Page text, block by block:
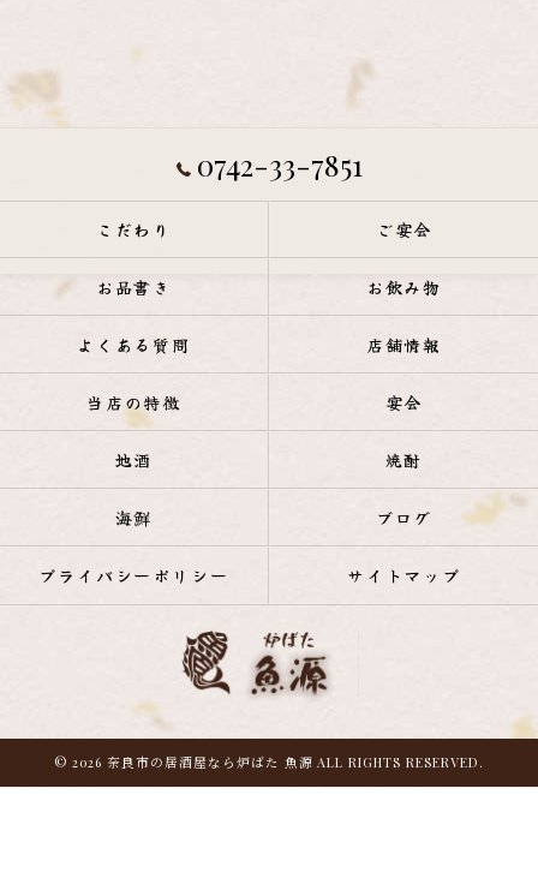
0742-33-7851
こだわり ご宴会
お品書き お飲み物
よくある質問 店舗情報
当店の特徴 宴会
地酒 焼酎
海鮮 ブログ
プライバシーポリシー サイトマップ
© 2026 奈良市の居酒屋なら炉ばた 魚源 ALL RIGHTS RESERVED.